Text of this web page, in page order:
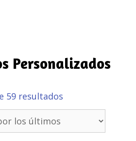
Personalizados
59 resultados